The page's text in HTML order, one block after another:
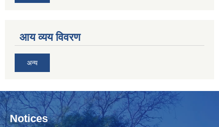
आय व्यय विवरण
अन्य
Notices